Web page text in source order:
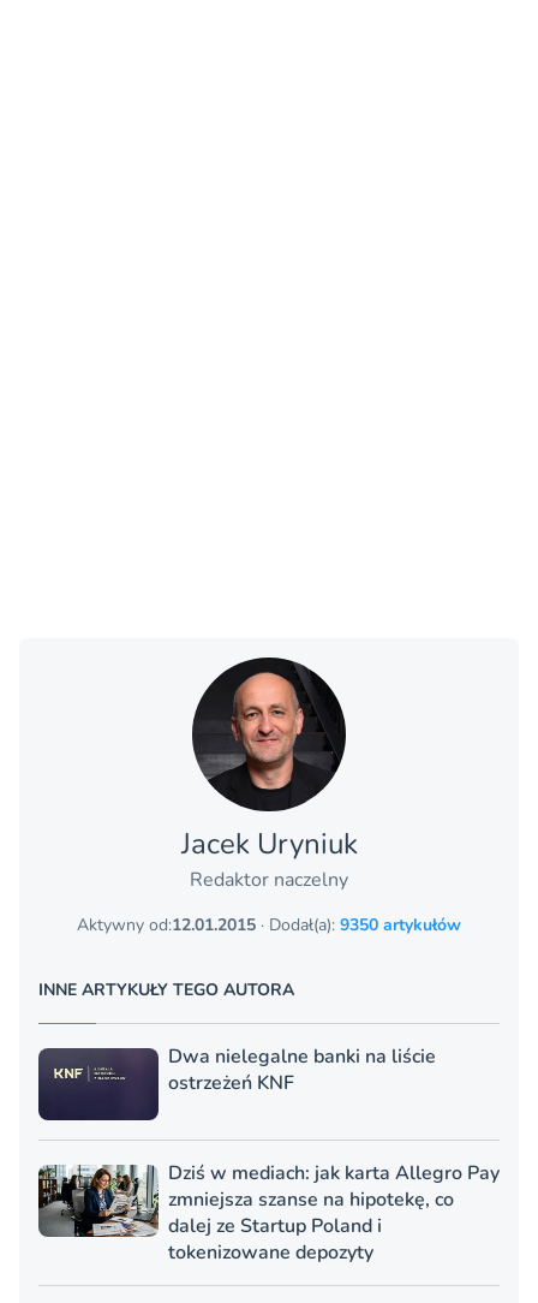
Jacek Uryniuk
Redaktor naczelny
Aktywny od:12.01.2015 · Dodał(a): 9350 artykułów
INNE ARTYKUŁY TEGO AUTORA
Dwa nielegalne banki na liście
ostrzeżeń KNF
Dziś w mediach: jak karta Allegro Pay
zmniejsza szanse na hipotekę, co
dalej ze Startup Poland i
tokenizowane depozyty